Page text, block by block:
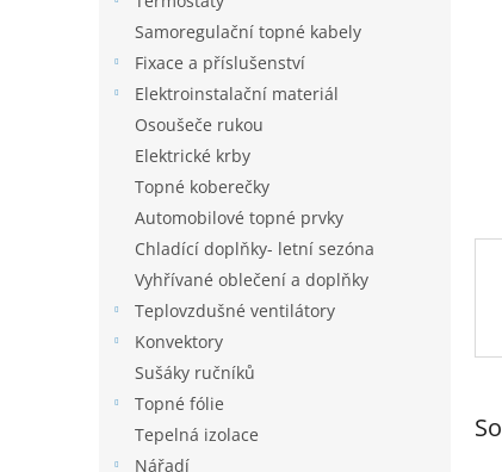
Samoregulační topné kabely
Fixace a příslušenství
Elektroinstalační materiál
Osoušeče rukou
Elektrické krby
Topné koberečky
Automobilové topné prvky
Chladící doplňky- letní sezóna
Vyhřívané oblečení a doplňky
Teplovzdušné ventilátory
Konvektory
Sušáky ručníků
Topné fólie
Tepelná izolace
Nářadí